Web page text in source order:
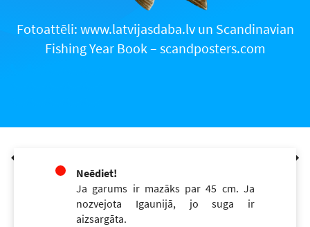
Fotoattēli: www.latvijasdaba.lv un Scandinavian
Fishing Year Book – scandposters.com
Neēdiet!
Ja garums ir mazāks par 45 cm. Ja
nozvejota Igaunijā, jo suga ir
aizsargāta.